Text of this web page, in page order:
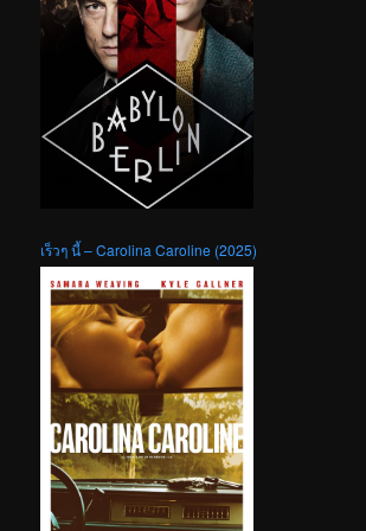
เร็วๆ นี้ – Carolina Caroline (2025)